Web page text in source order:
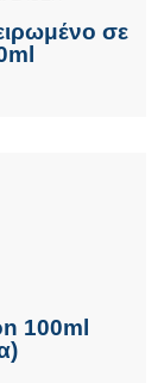
σε
100ml